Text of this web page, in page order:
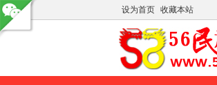
设为首页 收藏本站